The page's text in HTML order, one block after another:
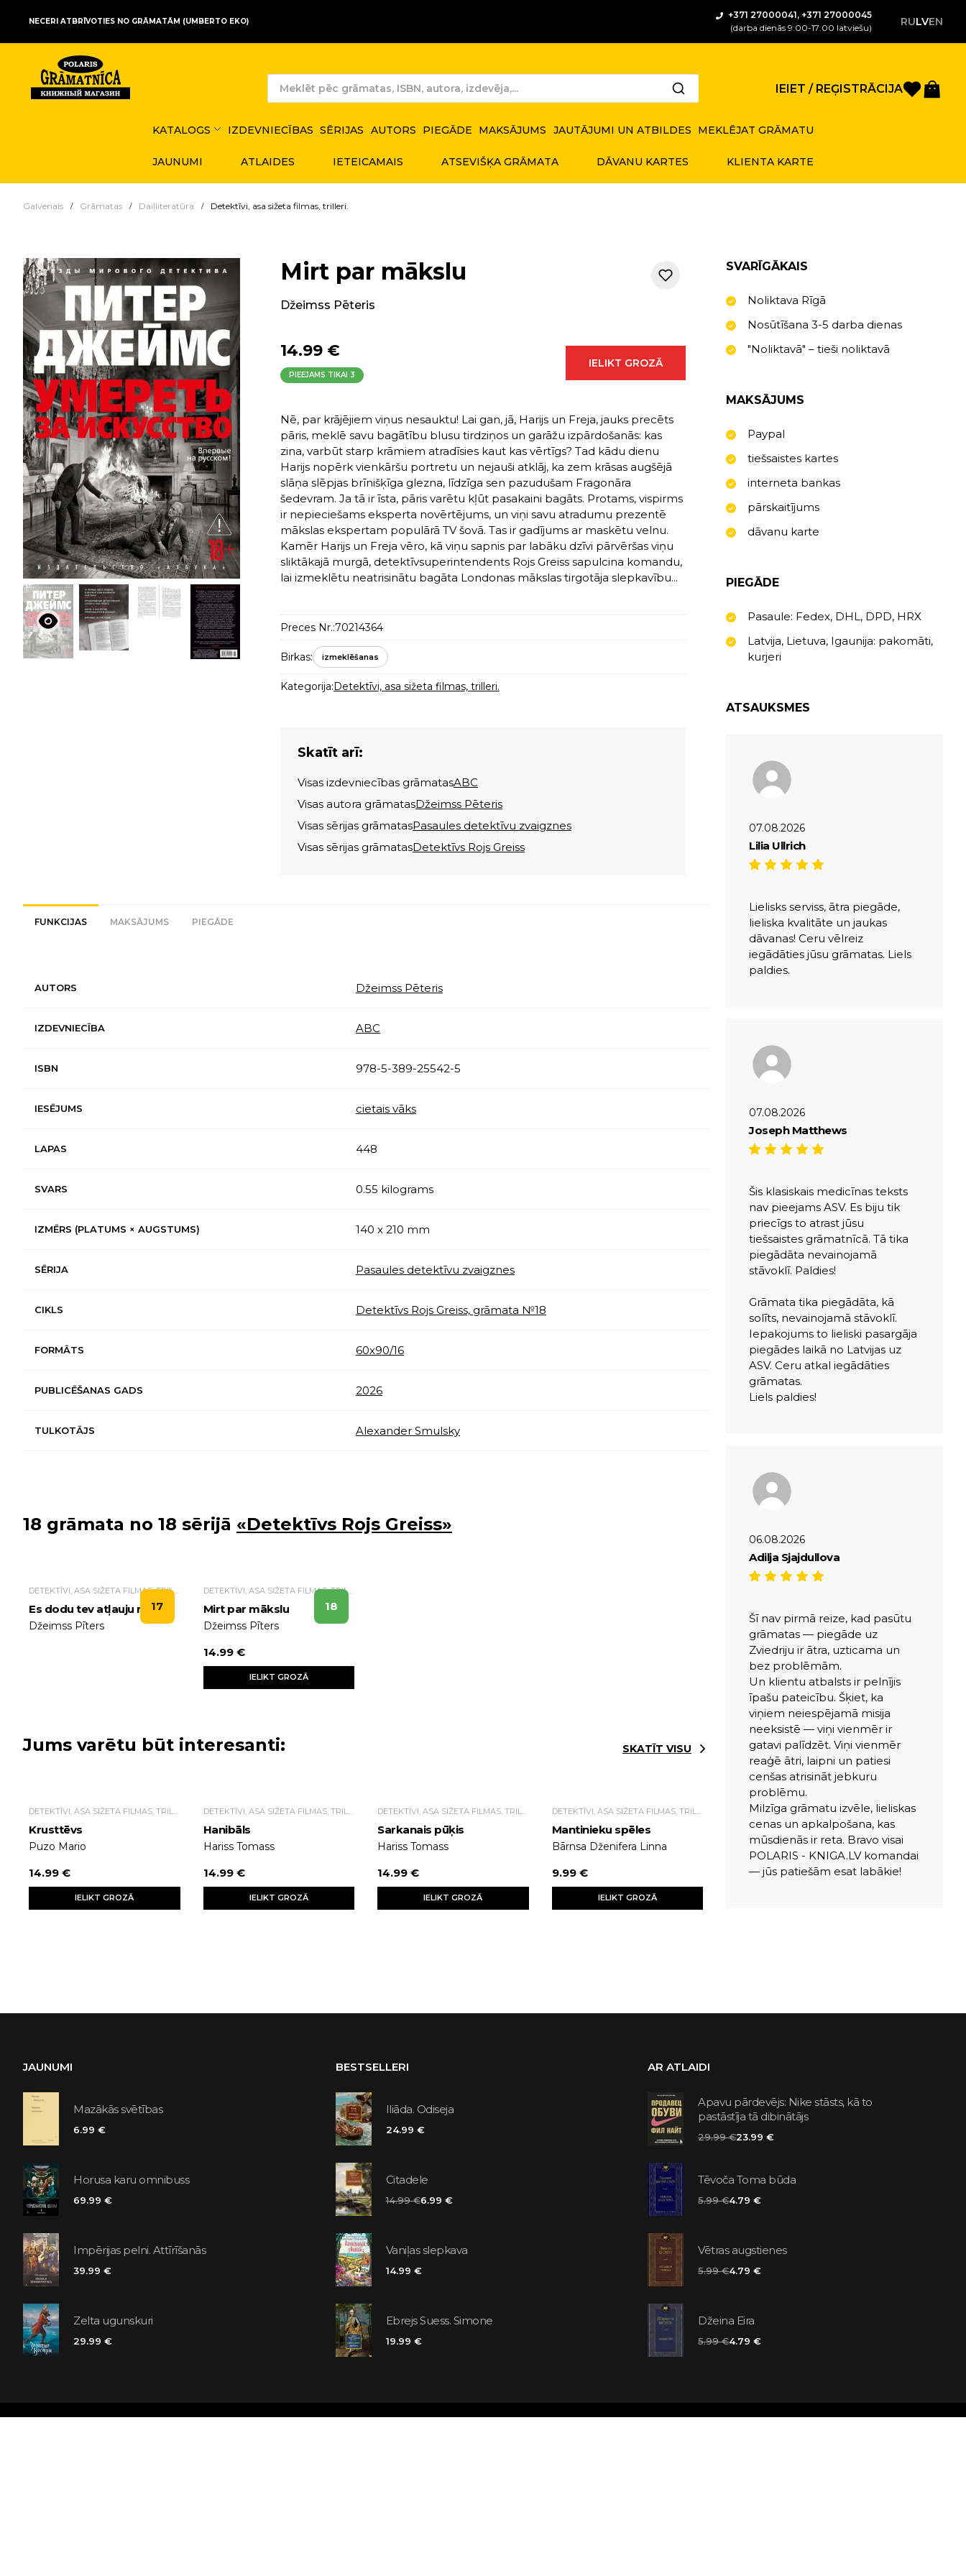
NECERI ATBRĪVOTIES NO GRĀMATĀM (UMBERTO EKO)
+371 27000041, +371 27000045
(darba dienās 9:00-17:00 latviešu)
RULVEN
IEIET / REĢISTRĀCIJA
KATALOGS IZDEVNIECĪBAS SĒRIJAS AUTORS PIEGĀDE MAKSĀJUMS JAUTĀJUMI UN ATBILDES MEKLĒJAT GRĀMATU
JAUNUMI ATLAIDES IETEICAMAIS ATSEVIŠĶA GRĀMATA DĀVANU KARTES KLIENTA KARTE
Galvenais Grāmatas Daiļliteratūra Detektīvi, asa sižeta filmas, trilleri.
Mirt par mākslu
Džeimss Pēteris
14.99 €
PIEEJAMS TIKAI 3
IELIKT GROZĀ
Nē, par krājējiem viņus nesauktu! Lai gan, jā, Harijs un Freja, jauks precēts
pāris, meklē savu bagātību blusu tirdziņos un garāžu izpārdošanās: kas
zina, varbūt starp krāmiem atradīsies kaut kas vērtīgs? Tad kādu dienu
Harijs nopērk vienkāršu portretu un nejauši atklāj, ka zem krāsas augšējā
slāņa slēpjas brīnišķīga glezna, līdzīga sen pazudušam Fragonāra
šedevram. Ja tā ir īsta, pāris varētu kļūt pasakaini bagāts. Protams, vispirms
ir nepieciešams eksperta novērtējums, un viņi savu atradumu prezentē
mākslas ekspertam populārā TV šovā. Tas ir gadījums ar maskētu velnu.
Kamēr Harijs un Freja vēro, kā viņu sapnis par labāku dzīvi pārvēršas viņu
sliktākajā murgā, detektīvsuperintendents Rojs Greiss sapulcina komandu,
lai izmeklētu neatrisinātu bagāta Londonas mākslas tirgotāja slepkavību...
Preces Nr.:70214364
Birkas: izmeklēšanas
Kategorija:Detektīvi, asa sižeta filmas, trilleri.
Skatīt arī:
Visas izdevniecības grāmatasABC
Visas autora grāmatasDžeimss Pēteris
Visas sērijas grāmatasPasaules detektīvu zvaigznes
Visas sērijas grāmatasDetektīvs Rojs Greiss
FUNKCIJAS MAKSĀJUMS PIEGĀDE
AUTORS Džeimss Pēteris
IZDEVNIECĪBA ABC
ISBN 978-5-389-25542-5
IESĒJUMS cietais vāks
LAPAS 448
SVARS 0.55 kilograms
IZMĒRS (PLATUMS × AUGSTUMS) 140 x 210 mm
SĒRIJA Pasaules detektīvu zvaigznes
CIKLS Detektīvs Rojs Greiss, grāmata №18
FORMĀTS 60х90/16
PUBLICĒŠANAS GADS 2026
TULKOTĀJS Alexander Smulsky
18 grāmata no 18 sērijā «Detektīvs Rojs Greiss»
17
DETEKTĪVI, ASA SIŽETA FILMAS, TRILLERI.
Es dodu tev atļauju mirt
Džeimss Pīters
18
DETEKTĪVI, ASA SIŽETA FILMAS, TRILLERI.
Mirt par mākslu
Džeimss Pīters
14.99 €
IELIKT GROZĀ
Jums varētu būt interesanti: SKATĪT VISU
Krusttēvs
Puzo Mario
14.99 €
IELIKT GROZĀ
Hanibāls
Hariss Tomass
14.99 €
IELIKT GROZĀ
Sarkanais pūķis
Hariss Tomass
14.99 €
IELIKT GROZĀ
Mantinieku spēles
Bārnsa Dženifera Linna
9.99 €
IELIKT GROZĀ
SVARĪGĀKAIS
Noliktava Rīgā
Nosūtīšana 3-5 darba dienas
"Noliktavā" – tieši noliktavā
MAKSĀJUMS
Paypal
tiešsaistes kartes
interneta bankas
pārskaitījums
dāvanu karte
PIEGĀDE
Pasaule: Fedex, DHL, DPD, HRX
Latvija, Lietuva, Igaunija: pakomāti,
kurjeri
ATSAUKSMES
07.08.2026
Lilia Ullrich
Lielisks serviss, ātra piegāde,
lieliska kvalitāte un jaukas
dāvanas! Ceru vēlreiz
iegādāties jūsu grāmatas. Liels
paldies.
07.08.2026
Joseph Matthews
Šis klasiskais medicīnas teksts
nav pieejams ASV. Es biju tik
priecīgs to atrast jūsu
tiešsaistes grāmatnīcā. Tā tika
piegādāta nevainojamā
stāvoklī. Paldies!
Grāmata tika piegādāta, kā
solīts, nevainojamā stāvoklī.
Iepakojums to lieliski pasargāja
piegādes laikā no Latvijas uz
ASV. Ceru atkal iegādāties
grāmatas.
Liels paldies!
06.08.2026
Adilja Sjajdullova
Šī nav pirmā reize, kad pasūtu
grāmatas — piegāde uz
Zviedriju ir ātra, uzticama un
bez problēmām.
Un klientu atbalsts ir pelnījis
īpašu pateicību. Šķiet, ka
viņiem neiespējamā misija
neeksistē — viņi vienmēr ir
gatavi palīdzēt. Viņi vienmēr
reaģē ātri, laipni un patiesi
cenšas atrisināt jebkuru
problēmu.
Milzīga grāmatu izvēle, lieliskas
cenas un apkalpošana, kas
mūsdienās ir reta. Bravo visai
POLARIS - KNIGA.LV komandai
— jūs patiešām esat labākie!
JAUNUMI
Mazākās svētības
6.99 €
Horusa karu omnibuss
69.99 €
Impērijas pelni. Attīrīšanās
39.99 €
Zelta ugunskuri
29.99 €
BESTSELLERI
Iliāda. Odiseja
24.99 €
Citadele
14.99 €6.99 €
Vaniļas slepkava
14.99 €
Ebrejs Suess. Simone
19.99 €
AR ATLAIDI
Apavu pārdevējs: Nike stāsts, kā to
pastāstīja tā dibinātājs
29.99 €23.99 €
Tēvoča Toma būda
5.99 €4.79 €
Vētras augstienes
5.99 €4.79 €
Džeina Eira
5.99 €4.79 €